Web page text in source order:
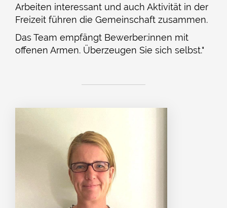
Arbeiten interessant und auch Aktivität in der
Freizeit führen die Gemeinschaft zusammen.
Das Team empfängt Bewerber:innen mit
offenen Armen. Überzeugen Sie sich selbst."